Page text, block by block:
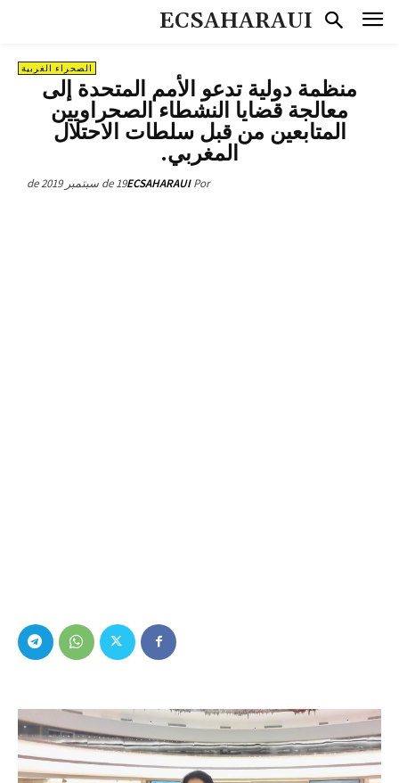
ECSAHARAUI
الصحراء الغربية
منظمة دولية تدعو الأمم المتحدة إلى
معالجة قضايا النشطاء الصحراويين
المتابعين من قبل سلطات الاحتلال
المغربي.
Por
ECSAHARAUI19 de سبتمبر de 2019